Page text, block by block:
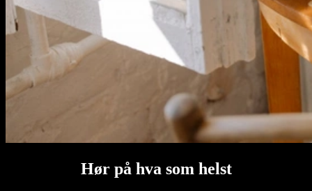
Hør på hva som helst